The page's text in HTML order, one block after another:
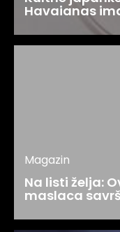
Havaianas
Magazin
Na listi želja:
maslaca